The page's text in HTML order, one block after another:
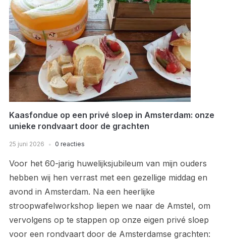
Kaasfondue op een privé sloep in Amsterdam: onze
unieke rondvaart door de grachten
25 juni 2026 0 reacties
Voor het 60-jarig huwelijksjubileum van mijn ouders
hebben wij hen verrast met een gezellige middag en
avond in Amsterdam. Na een heerlijke
stroopwafelworkshop liepen we naar de Amstel, om
vervolgens op te stappen op onze eigen privé sloep
voor een rondvaart door de Amsterdamse grachten: